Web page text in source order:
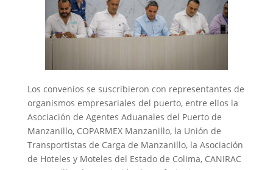
Los convenios se suscribieron con representantes de
organismos empresariales del puerto, entre ellos la
Asociación de Agentes Aduanales del Puerto de
Manzanillo, COPARMEX Manzanillo, la Unión de
Transportistas de Carga de Manzanillo, la Asociación
de Hoteles y Moteles del Estado de Colima, CANIRAC